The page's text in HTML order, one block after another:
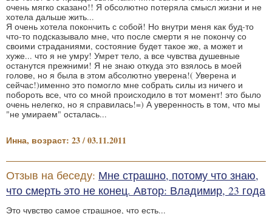
очень мягко сказано!! Я обсолютно потеряла смысл жизни и не
хотела дальше жить...
Я очень хотела покончить с собой! Но внутри меня как буд-то
что-то подсказывало мне, что после смерти я не покончу со
своими страданиями, состояние будет такое же, а может и
хуже... что я не умру! Умрет тело, а все чувства душевные
останутся прежними! Я не знаю откуда это взялось в моей
голове, но я была в этом абсолютно уверена!( Уверена и
сейчас!)именно это помогло мне собрать силы из ничего и
побороть все, что со мной происходило в тот момент! это было
очень нелегко, но я справилась!=) А уверенность в том, что мы
"не умираем" осталась...
Инна, возраст: 23 / 03.11.2011
Отзыв на беседу: Мне страшно, потому что знаю,
что смерть это не конец. Автор: Владимир, 23 года
Это чувство самое страшное, что есть...